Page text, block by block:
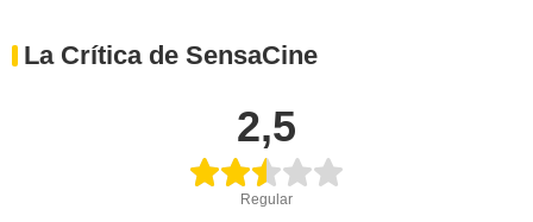
La Crítica de SensaCine
2,5
Regular